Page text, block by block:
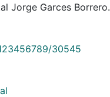
Jorge Garces Borrero.
30545